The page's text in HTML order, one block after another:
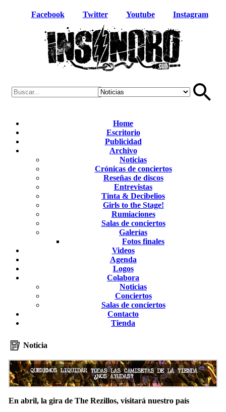
Facebook Twitter Youtube Instagram
Home
Escritorio
Publicidad
Archivo
Noticias
Crónicas de conciertos
Reseñas de discos
Entrevistas
Tinta & Decibelios
Girls to the Stage!
Rumiaciones
Salas de conciertos
Galerías
Fotos finales
Videos
Agenda
Logos
Colabora
Noticias
Conciertos
Salas de conciertos
Contacto
Tienda
Noticia
En abril, la gira de The Rezillos, visitará nuestro país